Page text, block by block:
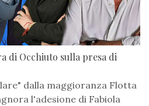
di Occhiuto sulla presa di
dalla maggioranza Flotta
l'adesione di Fabiola